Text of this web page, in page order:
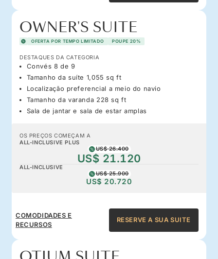
OWNER'S SUITE
OFERTA POR TEMPO LIMITADO POUPE 20%
DESTAQUES DA CATEGORIA
Convés 8 de 9
Tamanho da suíte 1,055 sq ft
Localização preferencial a meio do navio
Tamanho da varanda 228 sq ft
Sala de jantar e sala de estar amplas
OS PREÇOS COMEÇAM A
ALL-INCLUSIVE PLUS
US$ 26.400
US$ 21.120
ALL-INCLUSIVE
US$ 25.900
US$ 20.720
COMODIDADES E
RECURSOS
RESERVE A SUA SUITE